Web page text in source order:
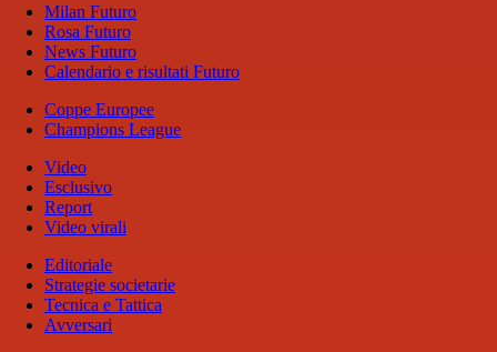
Milan Futuro
Rosa Futuro
News Futuro
Calendario e risultati Futuro
Coppe Europee
Champions League
Video
Esclusivo
Report
Video virali
Editoriale
Strategie societarie
Tecnica e Tattica
Avversari